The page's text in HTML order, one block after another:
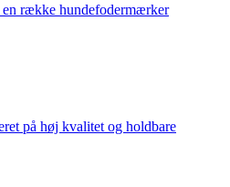
en række hundefodermærker
på høj kvalitet og holdbare